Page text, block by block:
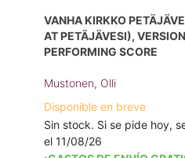
VANHA KIRKKO
AT PETÄJÄVESI),
PERFORMING SCORE
Mustonen, Olli
Disponible en breve
Sin stock. Si se pide hoy,
el 11/08/26